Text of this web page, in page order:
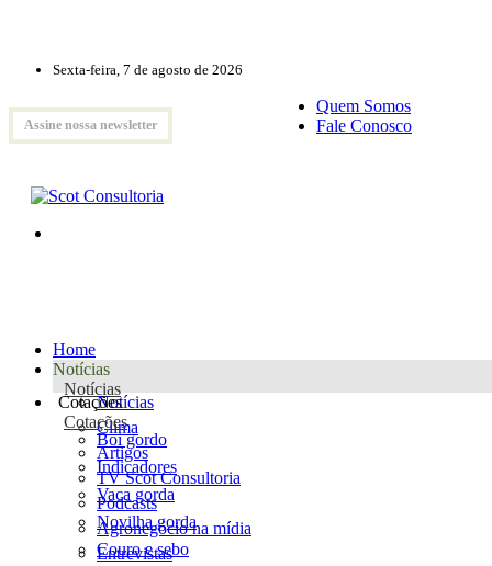
Sexta-feira, 7 de agosto de 2026
Assine nossa newsletter
Quem Somos
Fale Conosco
Home
Notícias
Notícias
Notícias
Clima
Artigos
TV Scot Consultoria
Podcasts
Agronegócio na mídia
Entrevistas
Cotações
Cotações
Boi gordo
Indicadores
Vaca gorda
Novilha gorda
Couro e sebo